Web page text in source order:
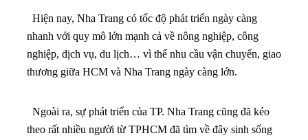
Hiện nay, Nha Trang có tốc độ phát triển ngày càng
nhanh với quy mô lớn mạnh cả về nông nghiệp, công
nghiệp, dịch vụ, du lịch… vì thế nhu cầu vận chuyển, giao
thương giữa HCM và Nha Trang ngày càng lớn.
Ngoài ra, sự phát triển của TP. Nha Trang cũng đã kéo
theo rất nhiều người từ TPHCM đã tìm về đây sinh sống